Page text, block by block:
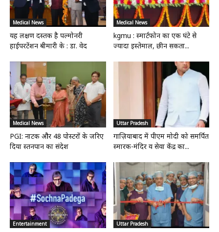
Medical News
यह लक्षण दस्तक है पल्मोनरी
हाईपरटेंशन बीमारी के : डा. वेद
Medical News
kgmu : स्मार्टफोन का एक घंटे से
ज्यादा इस्तेमाल, छीन सकता...
Medical News
PGI: नाटक और 48 पोस्टरों के जरिए
दिया स्तनपान का संदेश
Uttar Pradesh
गाज़ियाबाद में पीएम मोदी को समर्पित
स्मारक-मंदिर व सेवा केंद्र का...
Entertainment Uttar Pradesh